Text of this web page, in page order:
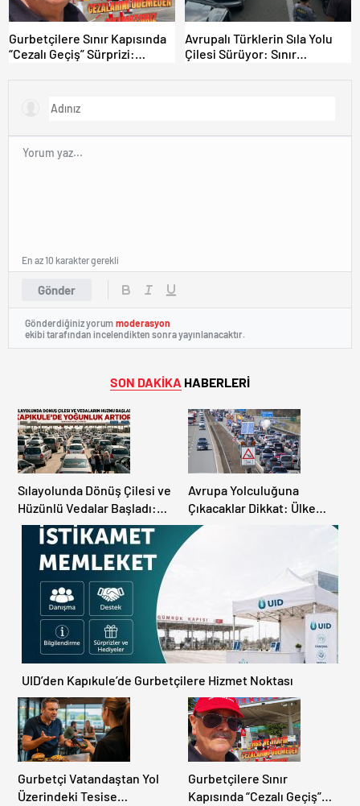
Gurbetçilere Sınır Kapısında
“Cezalı Geçiş” Sürprizi:
Avrupalı Türklerin Sıla Yolu
Çilesi Sürüyor: Sınır
Gönder
En az 10 karakter gerekli
Gönderdiğiniz yorum moderasyon
ekibi tarafından incelendikten sonra yayınlanacaktır.
SON DAKİKA HABERLERİ
Sılayolunda Dönüş Çilesi ve
Hüzünlü Vedalar Başladı:
Kapıkule’de Yoğunluk
Artıyor!
Avrupa Yolculuğuna
Çıkacaklar Dikkat: Ülke
Ülke Güncel Trafik Kuralları,
Avrupa Otoyol Hız Limitleri
UID’den Kapıkule’de Gurbetçilere Hizmet Noktası
Gurbetçi Vatandaştan Yol
Üzerindeki Tesise
Gurbetçilere Sınır
Kapısında “Cezalı Geçiş”